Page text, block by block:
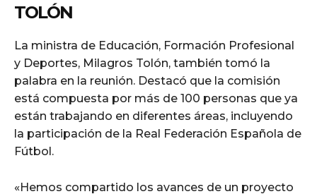
TOLÓN
La ministra de Educación, Formación Profesional
y Deportes, Milagros Tolón, también tomó la
palabra en la reunión. Destacó que la comisión
está compuesta por más de 100 personas que ya
están trabajando en diferentes áreas, incluyendo
la participación de la Real Federación Española de
Fútbol.
«Hemos compartido los avances de un proyecto